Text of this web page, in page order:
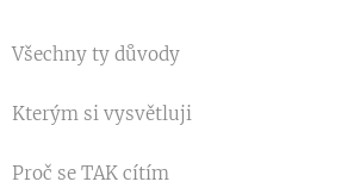
Všechny ty důvody
Kterým si vysvětluji
Proč se TAK cítím